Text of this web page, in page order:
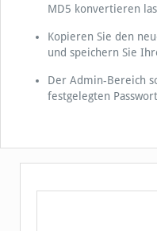
MD5 konvertieren
Kopieren Sie den
und speichern Sie
Der Admin-Bereich
festgelegten